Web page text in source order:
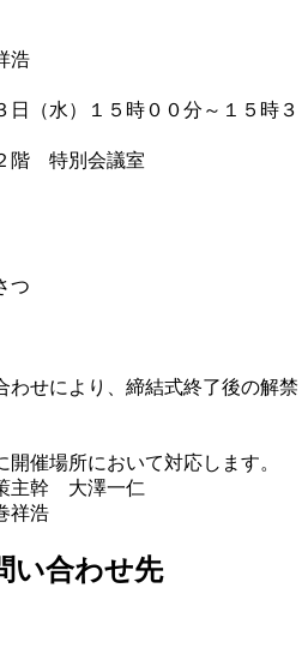
浩
日（水）１５時００分～１５時３
階 特別会議室
つ
わせにより、締結式終了後の解禁
催場所において対応します。
主幹 大澤一仁
祥浩
い合わせ先